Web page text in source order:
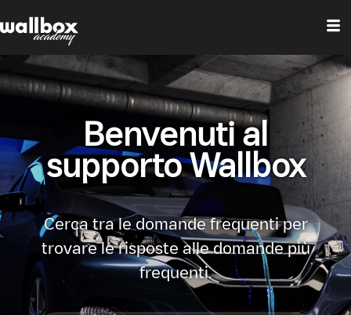
Benvenuti al
supporto Wallbox
Cerca tra le domande frequenti per
trovare le risposte alle domande più
frequenti.